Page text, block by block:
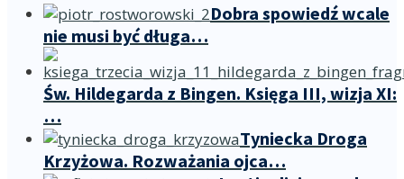
Dobra spowiedź wcale
nie musi być długa…
Św. Hildegarda z Bingen. Księga III, wizja XI:
…
Tyniecka Droga
Krzyżowa. Rozważania ojca…